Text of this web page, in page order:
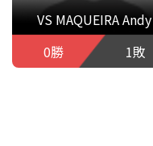
VS MAQUEIRA Andy
0勝
1敗